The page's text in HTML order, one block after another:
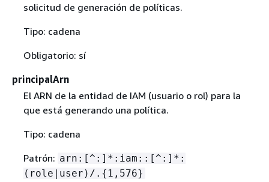
solicitud de generación de políticas.
Tipo: cadena
Obligatorio: sí
principalArn
El ARN de la entidad de IAM (usuario o rol) para la
que está generando una política.
Tipo: cadena
Patrón: arn:[^:]*:iam::[^:]*:
(role|user)/. { 1,576}